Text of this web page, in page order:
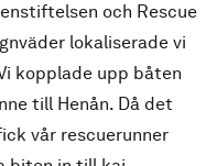
och Rescue
lokaliserade vi
kopplade upp båten
till Henån. Då det
vår rescuerunner